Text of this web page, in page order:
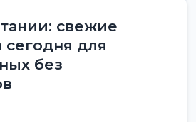
свежие
сегодня для
без